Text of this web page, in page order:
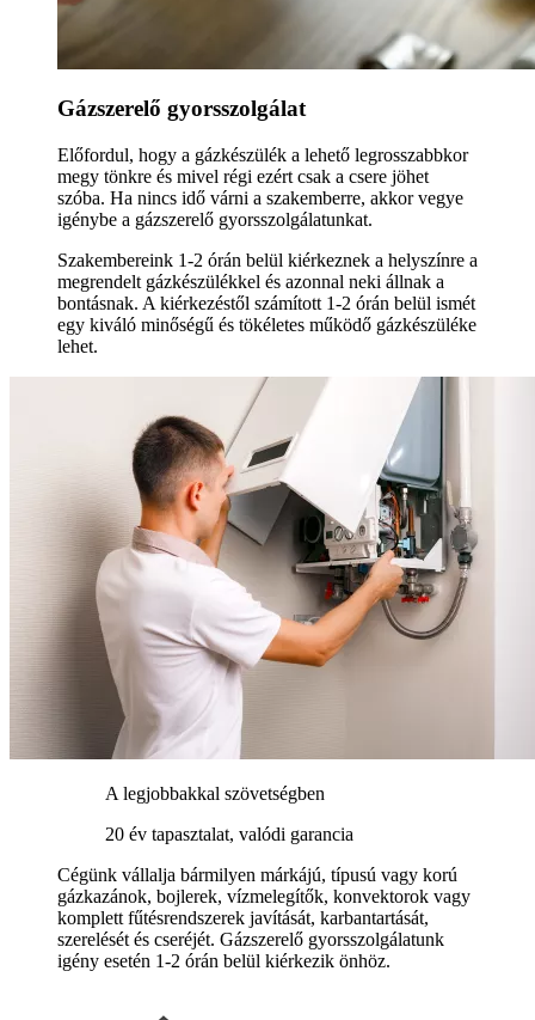
Gázszerelő gyorsszolgálat
Előfordul, hogy a gázkészülék a lehető legrosszabbkor
megy tönkre és mivel régi ezért csak a csere jöhet
szóba. Ha nincs idő várni a szakemberre, akkor vegye
igénybe a gázszerelő gyorsszolgálatunkat.
Szakembereink 1-2 órán belül kiérkeznek a helyszínre a
megrendelt gázkészülékkel és azonnal neki állnak a
bontásnak. A kiérkezéstől számított 1-2 órán belül ismét
egy kiváló minőségű és tökéletes működő gázkészüléke
lehet.
A legjobbakkal szövetségben
20 év tapasztalat, valódi garancia
Cégünk vállalja bármilyen márkájú, típusú vagy korú
gázkazánok, bojlerek, vízmelegítők, konvektorok vagy
komplett fűtésrendszerek javítását, karbantartását,
szerelését és cseréjét. Gázszerelő gyorsszolgálatunk
igény esetén 1-2 órán belül kiérkezik önhöz.